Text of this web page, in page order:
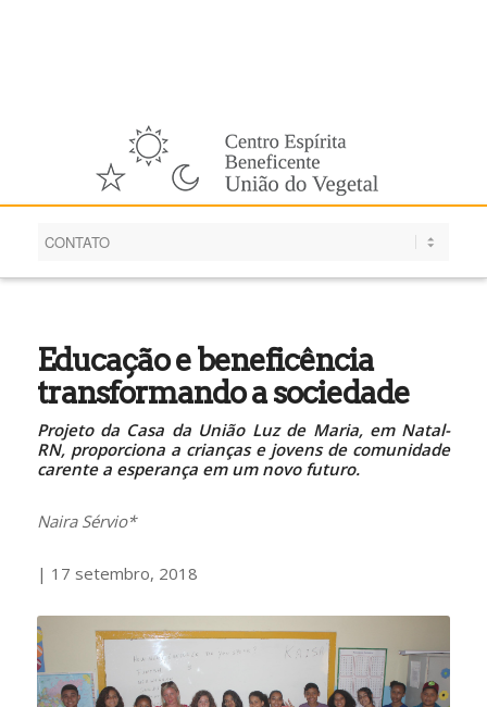
Educação e beneficência
transformando a sociedade
Projeto da Casa da União Luz de Maria, em Natal-
RN, proporciona a crianças e jovens de comunidade
carente a esperança em um novo futuro.
Naira Sérvio*
| 17 setembro, 2018